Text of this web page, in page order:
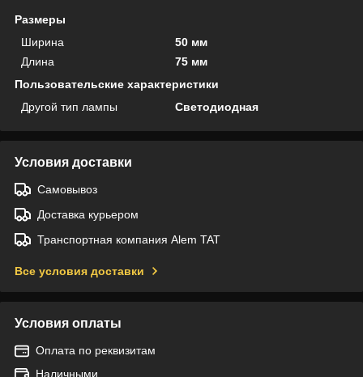
Размеры
Ширина
50 мм
Длина
75 мм
Пользовательские характеристики
Другой тип лампы
Светодиодная
Условия доставки
Самовывоз
Доставка курьером
Транспортная компания Alem TAT
Все условия доставки
Условия оплаты
Оплата по реквизитам
Наличными